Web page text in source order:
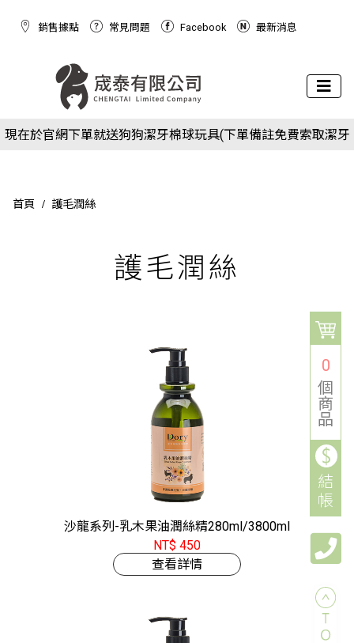
0
個
商
品
結
帳
銷售據點 常見問題 Facebook 最新消息
博覽會
現在於官網下單就送狗狗潔牙棉球玩具(下單備註免費索取潔牙
首頁 護毛潤絲
護毛潤絲
沙龍系列-乳木果油潤絲精280ml/3800ml
NT$ 450
查看詳情